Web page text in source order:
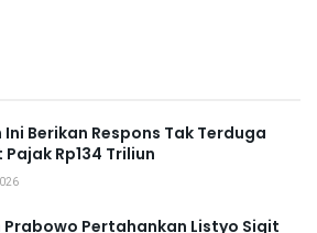
Berikan Respons Tak Terduga
Rp134 Triliun
Prabowo Pertahankan Listyo Sigit